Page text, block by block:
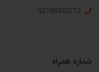
02188920212
شماره همراه